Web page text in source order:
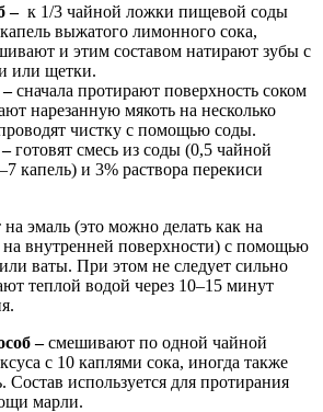
– к 1/3 чайной ложки пищевой соды
выжатого лимонного сока,
и этим составом натирают зубы с
или щетки.
–сначала протирают поверхность соком
нарезанную мякоть на несколько
чистку с помощью соды.
–готовят смесь из соды (0,5 чайной
капель) и 3% раствора перекиси
на эмаль (это можно делать как на
внутренней поверхности) с помощью
ваты. При этом не следует сильно
теплой водой через 10–15 минут
–смешивают по одной чайной
с 10 каплями сока, иногда также
Состав используется для протирания
марли.